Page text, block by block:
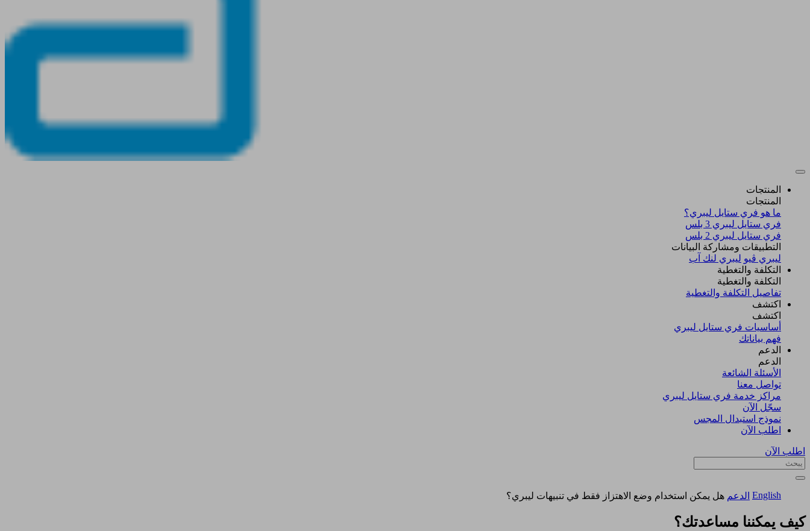
المنتجات
المنتجات
ما هو فري ستايل ليبري؟
فري ستايل ليبري 3 بلس​
فري ستايل ليبري 2 بلس​
التطبيقات ومشاركة البيانات
ليبري ڤيو ليبري لنك آب
التكلفة والتغطية
التكلفة والتغطية
تفاصيل التكلفة والتغطية
اكتشف​
اكتشف​
أساسيات فري ستايل ليبري
فهم بياناتك
الدعم
الدعم
الأسئلة الشائعة
تواصل معنا
مراكز خدمة فري ستايل ليبري
سجّل الآن​
نموذج استبدال المجس
اطلب الآن
اطلب الآن
English الدعم هل يمكن استخدام وضع الاهتزاز فقط في تنبيهات ليبري؟
كيف يمكننا مساعدتك؟